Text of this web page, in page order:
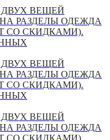
ДВУХ ВЕЩЕЙ
РАЗДЕЛЫ ОДЕЖДА
СО СКИДКАМИ).
ДВУХ ВЕЩЕЙ
РАЗДЕЛЫ ОДЕЖДА
СО СКИДКАМИ).
ДВУХ ВЕЩЕЙ
РАЗДЕЛЫ ОДЕЖДА
СО СКИДКАМИ).